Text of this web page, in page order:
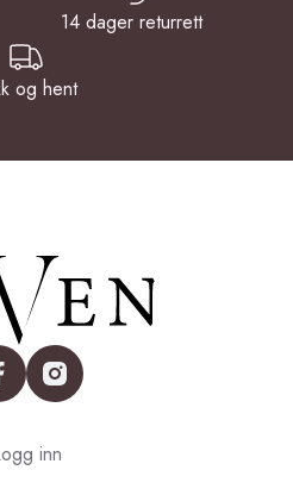
14 dager returrett
og hent
instagram
inn